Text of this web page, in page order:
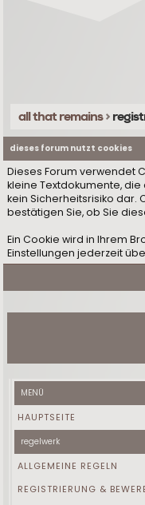
all that remains>
dieses forum nutzt cookies
Dieses Forum verwendet
kleine Textdokumente,
kein Sicherheitsrisiko dar.
bestätigen Sie, ob Sie
Ein Cookie wird in Ihrem
Einstellungen jederzeit
MENÜ
HAUPTSEITE
regelwerk
ALLGEMEINE REGELN
REGISTRIERUNG &